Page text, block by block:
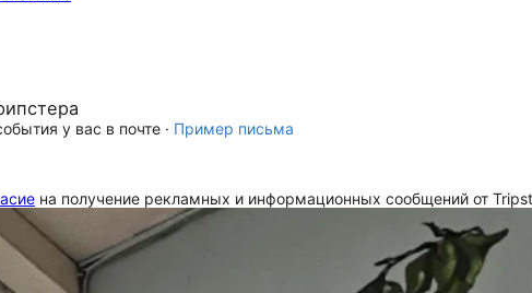
у вас в почте · Пример письма
на получение рекламных и информационных сообщений от